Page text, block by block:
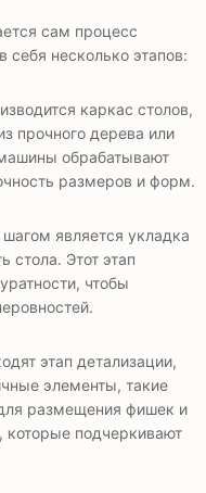
сам процесс
себя несколько этапов:
каркас столов,
прочного дерева или
обрабатывают
размеров и форм.
является укладка
стола. Этот этап
чтобы
этап детализации,
элементы, такие
размещения фишек и
которые подчеркивают